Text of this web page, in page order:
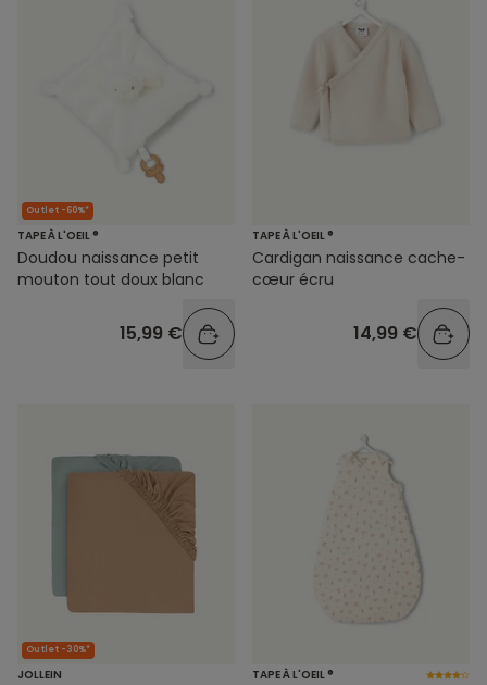
Outlet -60%*
TAPE À L'OEIL ®
Doudou naissance petit
mouton tout doux blanc
15,99 €
TAPE À L'OEIL ®
Cardigan naissance cache-
cœur écru
14,99 €
Outlet -30%*
JOLLEIN TAPE À L'OEIL ®